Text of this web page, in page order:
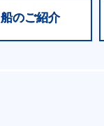
船のご紹介